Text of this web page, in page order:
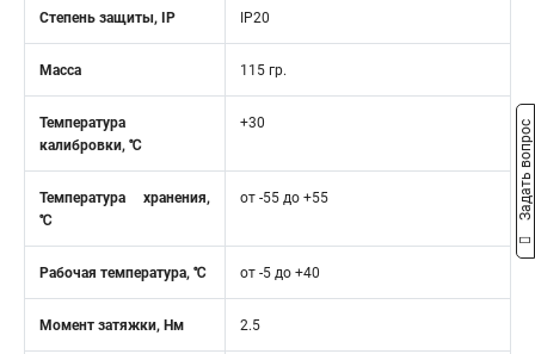
Степень защиты, IP IP20
Масса 115 гр.
Температура
калибровки, ℃
+30
Температура хранения,
℃
от -55 до +55
Рабочая температура, ℃ от -5 до +40
Момент затяжки, Нм 2.5
Задать вопрос